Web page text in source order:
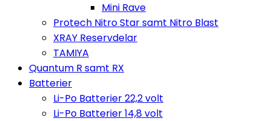
Mini Rave
Protech Nitro Star samt Nitro Blast
XRAY Reservdelar
TAMIYA
Quantum R samt RX
Batterier
Li-Po Batterier 22,2 volt
Li-Po Batterier 14,8 volt